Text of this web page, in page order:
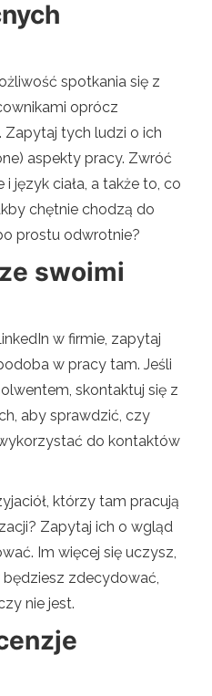
spotkania się z
oprócz
Zapytaj tych ludzi o ich
aspekty pracy. Zwróć
język ciała, a także to, co
chętnie chodzą do
prostu odwrotnie?
swoimi
w firmie, zapytaj
w pracy tam. Jeśli
skontaktuj się z
aby sprawdzić, czy
do kontaktów
którzy tam pracują
Zapytaj ich o wgląd
Im więcej się uczysz,
zdecydować,
nie jest.